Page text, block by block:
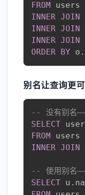
FROM
INNER JOIN
INNER JOIN
INNER JOIN
ORDER BY o .
别名让查询更
-- 没有别名
SELECT
FROM
INNER JOIN
-- 使用别名
SELECT u .